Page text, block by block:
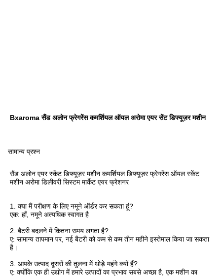
Bxaroma सैंड अलोन फ्रेगरेंस कमर्शियल ऑयल अरोमा एयर सेंट डिफ्यूज़र मशीन
सामान्य प्रश्न
सैंड अलोन एयर स्केंट डिफ्यूज़र मशीन कमर्शियल डिफ्यूज़र फ्रेगरेंस ऑयल स्केंट
मशीन अरोमा डिलीवरी सिस्टम मार्केट एयर फ्रेशनर
1. क्या मैं परीक्षण के लिए नमूने ऑर्डर कर सकता हूं?
एक: हाँ, नमूने अत्यधिक स्वागत है
2. बैटरी बदलने में कितना समय लगता है?
ए: सामान्य तापमान पर, नई बैटरी को कम से कम तीन महीने इस्तेमाल किया जा सकता
है।
3. आपके उत्पाद दूसरों की तुलना में थोड़े महंगे क्यों हैं?
ए: क्योंकि एक ही उद्योग में हमारे उत्पादों का प्रभाव सबसे अच्छा है, एक मशीन का